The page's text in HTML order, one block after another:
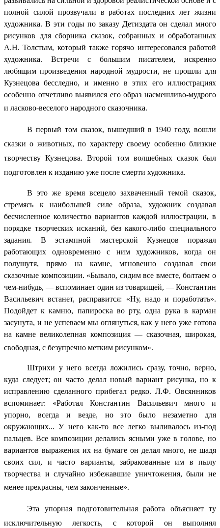
полной силой прозвучали в работах последних лет жизни
художника. В эти годы по заказу Детиздата он сделал много
рисунков для сборника сказок, собранных и обработанных
А.Н. Толстым, который также горячо интересовался работой
художника. Встречи с большим писателем, искренно
любящим произведения народной мудрости, не прошли для
Кузнецова бесследно, и именно в этих его иллюстрациях
особенно отчетливо выявился его образ насмешливо-мудрого
и ласково-веселого народного сказочника.
В первый том сказок, вышедший в 1940 году, вошли
сказки о животных, по характеру своему особенно близкие
творчеству Кузнецова. Второй том волшебных сказок был
подготовлен к изданию уже после смерти художника.
В это же время всецело захваченный темой сказок,
стремясь к наибольшей силе образа, художник создавал
бесчисленное количество вариантов каждой иллюстрации, в
порядке творческих исканий, без какого-либо специального
задания. В эстампной мастерской Кузнецов поражал
работающих одновременно с ним художников, когда он
полушутя, прямо на камне, мгновенно создавал свои
сказочные композиции. «Бывало, сидим все вместе, болтаем о
чем-нибудь, — вспоминает один из товарищей, — Константин
Васильевич встанет, расправится: «Ну, надо и поработать».
Подойдет к камню, папироска во рту, одна рука в карман
засунута, и не успеваем мы оглянуться, как у него уже готова
на камне великолепная композиция — сказочная, широкая,
свободная, с безупречно метким рисунком».
Штрихи у него всегда ложились сразу, точно, верно,
куда следует; он часто делал новый вариант рисунка, но к
исправлению сделанного прибегал редко. Л.Ф. Овсянников
вспоминает: «Работал Константин Васильевич много и
упорно, всегда и везде, но это было незаметно для
окружающих... У него как-то все легко выливалось из-под
пальцев. Все композиции делались ясными уже в голове, но
вариантов выражения их на бумаге он делал много, не щадя
своих сил, и часто варианты, забракованные им в пылу
творчества и случайно избежавшие уничтожения, были не
менее прекрасны, чем законченные».
Эта упорная подготовительная работа объясняет ту
исключительную легкость, с которой он выполнял